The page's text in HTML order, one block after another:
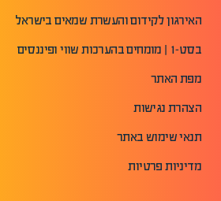
האירגון לקידום והעשרת שמאים בישראל
בסט-1 | מומחים בהערכות שווי ופיננסים
מפת האתר
הצהרת נגישות
תנאי שימוש באתר
מדיניות פרטיות